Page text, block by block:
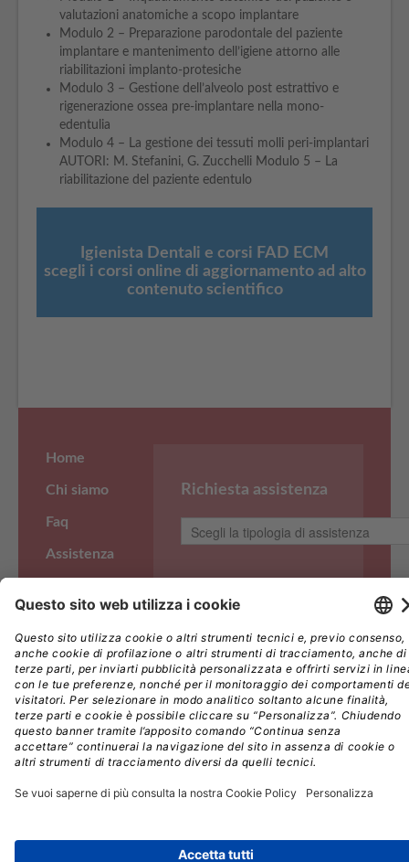
valutazioni anatomiche a scopo implantare
Modulo 2 – Preparazione parodontale del paziente
implantare e mantenimento dell’igiene attorno alle
riabilitazioni implanto-protesiche
Modulo 3 – Gestione dell’alveolo post estrattivo e
rigenerazione ossea pre-implantare nella mono-
edentulia
Modulo 4 – La gestione dei tessuti molli peri-implantari
AUTORI: M. Stefanini, G. Zucchelli Modulo 5 – La
riabilitazione del paziente edentulo
Igienista Dentali e corsi FAD ECM
scegli i corsi online di aggiornamento ad alto
contenuto scientifico
Home
Chi siamo
Faq
Assistenza
Richiesta assistenza
Note legali
Privacy
Copyright ©Imagine S.r.l. Via Amatore Sciesa, 40/C,
21013 Gallarate (VA) P.IVA 03390660961
Società a socio unico, soggetta a direzione e
coordinamento di Edra S.p.A. – C.F. 08056040960 |
R.E.A. n. 290389 | Registro Imprese VA n.
03390660961 | Capitale Sociale € 10.000,00 i.v.
Tutti i diritti riservati - Responsabile della Protezione
dei Dati:dpo@edraspa.it